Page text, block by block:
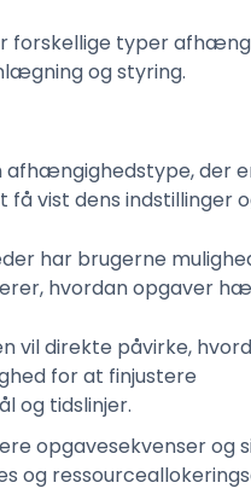
forskellige typer
og styring.
afhængighedstype, der
vist dens indstillinger
har brugerne
hvordan opgaver
vil direkte påvirke,
for at finjustere
og tidslinjer.
opgavesekvenser og
og